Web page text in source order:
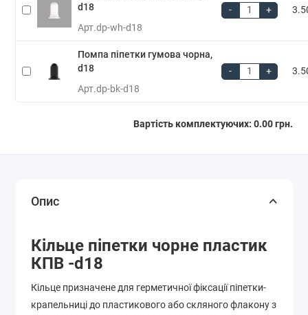
d18
Арт.dp-wh-d18
- +
Помпа піпетки гумова чорна,
d18
Арт.dp-bk-d18
- +
Вартість комплектуючих: 0.00 грн.
Опис
Кільце піпетки чорне пластик
КПВ -d 18
Кільце призначене для герметичної фіксації піпетки-
крапельниці до пластикового або скляного флакону з